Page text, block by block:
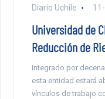
Diario Uchile
Universidad de
Reducción de
Integrado por
esta entidad estará
vínculos de trabajo